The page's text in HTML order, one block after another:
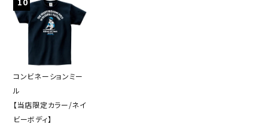
コンビネーションミー
ル
【当店限定カラー/ネイ
ビーボディ】